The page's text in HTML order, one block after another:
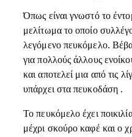
Όπως είναι γνωστό το
μελίτωμα το οποίο
λεγόμενο πευκόμελο.
για πολλούς άλλους
και αποτελεί μια από τις
υπάρχει στα πευκοδάση .
Το πευκόμελο έχει
μέχρι σκούρο καφέ και ο